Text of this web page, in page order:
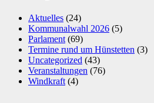
Aktuelles (24)
Kommunalwahl 2026 (5)
Parlament (69)
Termine rund um Hünstetten (3)
Uncategorized (43)
Veranstaltungen (76)
Windkraft (4)